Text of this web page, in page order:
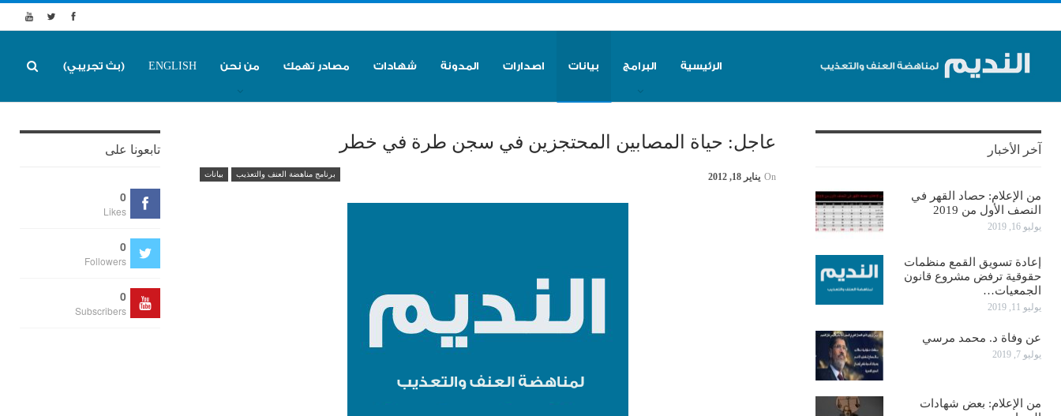
الرئيسية البرامج بيانات اصدارات المدونة شهادات مصادر تهمك من نحن ENGLISH (بث تجريبي)
عاجل: حياة المصابين المحتجزين في سجن طرة في خطر
برنامج مناهضة العنف والتعذيب بيانات On يناير 18, 2012
تابعونا على
0
Likes
0
Followers
0
Subscribers
آخر الأخبار
من الإعلام: حصاد القهر في
النصف الأول من 2019
يوليو 16, 2019
إعادة تسويق القمع منظمات
حقوقية ترفض مشروع قانون
الجمعيات…
يوليو 11, 2019
عن وفاة د. محمد مرسي
يوليو 7, 2019
من الإعلام: بعض شهادات